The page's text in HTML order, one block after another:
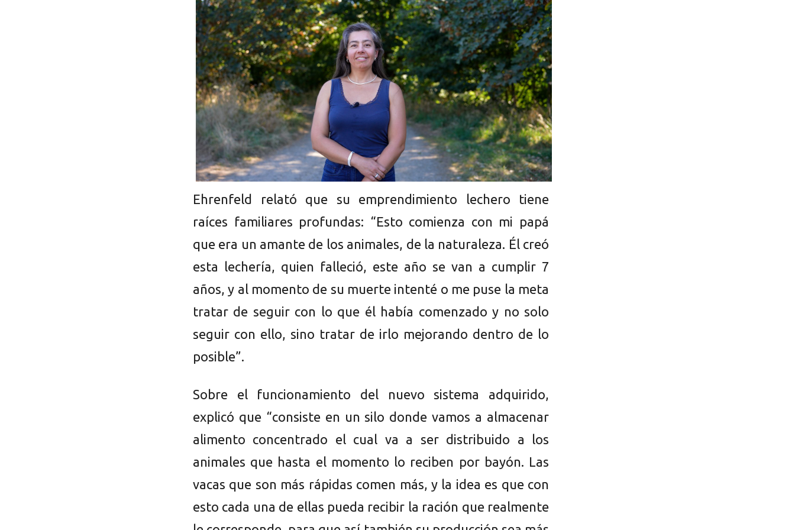
Ehrenfeld relató que su emprendimiento lechero tiene
raíces familiares profundas: “Esto comienza con mi papá
que era un amante de los animales, de la naturaleza. Él creó
esta lechería, quien falleció, este año se van a cumplir 7
años, y al momento de su muerte intenté o me puse la meta
tratar de seguir con lo que él había comenzado y no solo
seguir con ello, sino tratar de irlo mejorando dentro de lo
posible”.
Sobre el funcionamiento del nuevo sistema adquirido,
explicó que “consiste en un silo donde vamos a almacenar
alimento concentrado el cual va a ser distribuido a los
animales que hasta el momento lo reciben por bayón. Las
vacas que son más rápidas comen más, y la idea es que con
esto cada una de ellas pueda recibir la ración que realmente